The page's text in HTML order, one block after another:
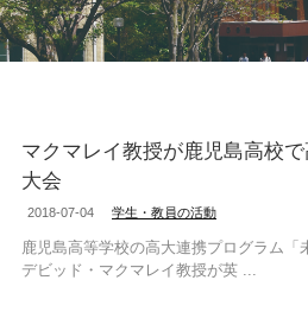
マクマレイ教授が鹿児島高校
大会
2018-07-04 学生・教員の活動
鹿児島高等学校の高大連携プログラム「
デビッド・マクマレイ教授が英 ...